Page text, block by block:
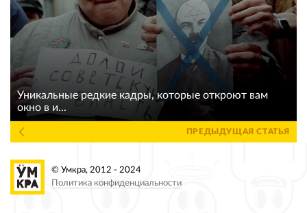
Уникальные редкие кадры, которые откроют вам
окно в и...
ПРЕДЫДУЩАЯ СТАТЬЯ
© Умкра, 2012 - 2024
Политика конфиденциальности